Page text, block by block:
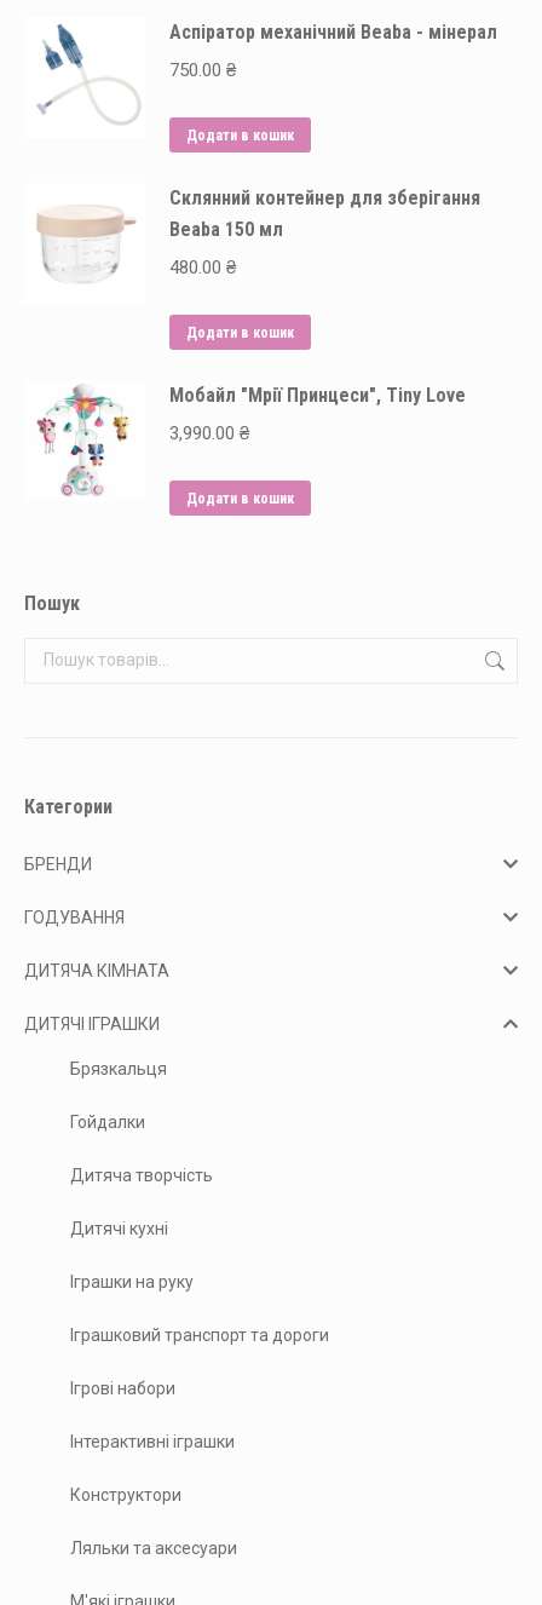
Аспіратор механічний Beaba - мінерал
750.00 ₴
Додати в кошик
Склянний контейнер для зберігання
Beaba 150 мл
480.00 ₴
Додати в кошик
Мобайл "Мрії Принцеси", Tiny Love
3,990.00 ₴
Додати в кошик
Пошук
Категории
БРЕНДИ
ГОДУВАННЯ
ДИТЯЧА КІМНАТА
ДИТЯЧІ ІГРАШКИ
Брязкальця
Гойдалки
Дитяча творчість
Дитячі кухні
Іграшки на руку
Іграшковий транспорт та дороги
Ігрові набори
Інтерактивні іграшки
Конструктори
Ляльки та аксесуари